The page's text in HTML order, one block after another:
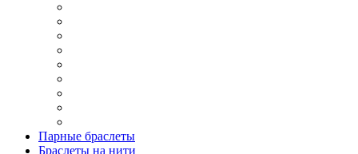
Парные браслеты
Браслеты на нити